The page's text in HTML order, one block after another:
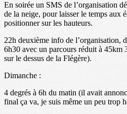
En soirée un SMS de l’organisation
de la neige, pour laisser le temps aux
positionner sur les hauteurs.
22h deuxième info de l’organisation,
6h30 avec un parcours réduit à 45km
sur le dessus de la Flégère).
Dimanche :
4 degrés à 6h du matin (il avait
final ça va, je suis même un peu trop